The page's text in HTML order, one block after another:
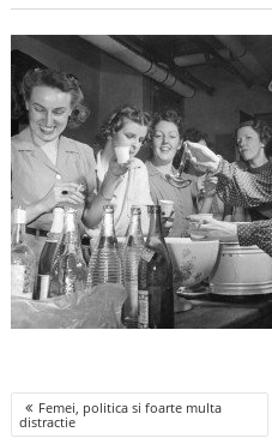
Post
navigation
Femei, politica si foarte multa
distractie